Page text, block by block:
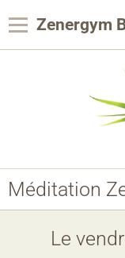
Zenergym
Votre compte
Agenda
Méditation
Le